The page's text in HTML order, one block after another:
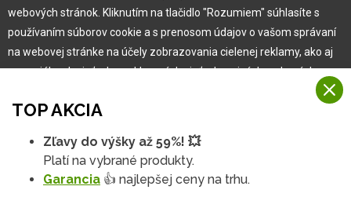
Garancia najlepšej ceny
Užívateľský manuál
Obchodné podmienky
Zákazník & partner
Novinky
TOP AKCIA
Zľavy do výšky až 59%! 💥
Platí na vybrané produkty.
Garancia 👍 najlepšej ceny na trhu.
webových stránok. Kliknutím na tlačidlo "Rozumiem" súhlasíte s
používaním súborov cookie a s prenosom údajov o vašom správaní
na webovej stránke na účely zobrazovania cielenej reklamy, ako aj
na sociálnych sieťach a reklamných sieťach na iných webových
Viac informácií
Na našich webových stránkach používame niekoľko kategórií
Rozumiem